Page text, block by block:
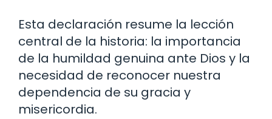
Esta declaración resume la lección
central de la historia: la importancia
de la humildad genuina ante Dios y la
necesidad de reconocer nuestra
dependencia de su gracia y
misericordia.